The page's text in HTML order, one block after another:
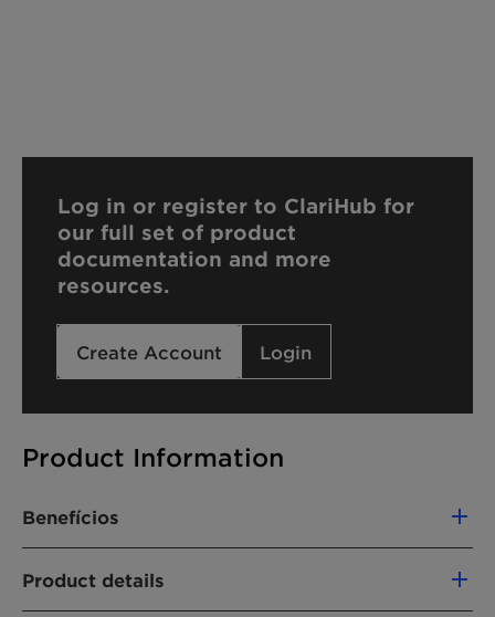
Product Information
Benefícios
Skin conditioning
Product details
Log in or register to ClariHub for
our full set of product
documentation and more
resources.
Create Account Login